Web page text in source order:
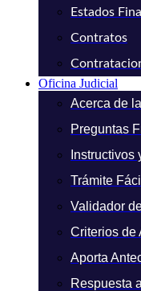
Estados
Contratos
Oficina Judicial
Acerca de
Preguntas
Instructivos
Trámite Fácil
Validador
Criterios de
Aporta
Respuesta